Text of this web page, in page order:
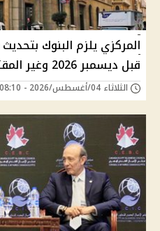
المركزي يلزم البنوك
قبل ديسمبر 2026 وغير المقترضة قبل يونيو 2027
الثلاثاء 04/أغسطس/2026 - 08:10 م